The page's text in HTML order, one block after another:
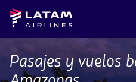
Saltar
menú.
Saltar al
contenido
principal.
Navegación
de
usuario.
Latam
Airlines
Vuelos
Leticia
Pasajes y vuelos